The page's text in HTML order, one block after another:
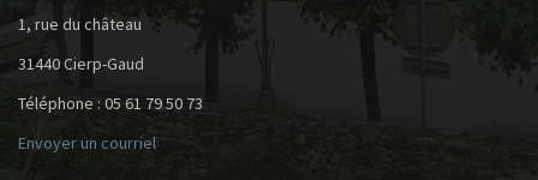
1, rue du château
31440 Cierp-Gaud
Téléphone : 05 61 79 50 73
Envoyer un courriel